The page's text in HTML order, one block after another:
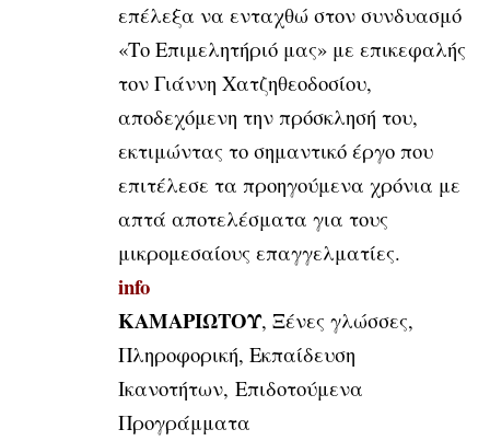
επέλεξα να ενταχθώ στον συνδυασμό
«Το Επιμελητήριό μας» με επικεφαλής
τον Γιάννη Χατζηθεοδοσίου,
αποδεχόμενη την πρόσκλησή του,
εκτιμώντας το σημαντικό έργο που
επιτέλεσε τα προηγούμενα χρόνια με
απτά αποτελέσματα για τους
μικρομεσαίους επαγγελματίες.
info
ΚΑΜΑΡΙΩΤΟΥ, Ξένες γλώσσες,
Πληροφορική, Εκπαίδευση
Ικανοτήτων, Επιδοτούμενα
Προγράμματα